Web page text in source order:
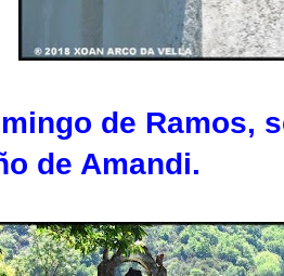
de Ramos,
de Amandi.